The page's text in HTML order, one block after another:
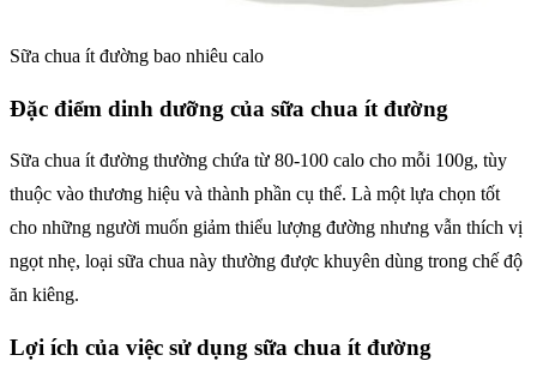
Sữa chua ít đường bao nhiêu calo
Đặc điểm dinh dưỡng của sữa chua ít đường
Sữa chua ít đường thường chứa từ 80-100 calo cho mỗi 100g, tùy
thuộc vào thương hiệu và thành phần cụ thể. Là một lựa chọn tốt
cho những người muốn giảm thiểu lượng đường nhưng vẫn thích vị
ngọt nhẹ, loại sữa chua này thường được khuyên dùng trong chế độ
ăn kiêng.
Lợi ích của việc sử dụng sữa chua ít đường